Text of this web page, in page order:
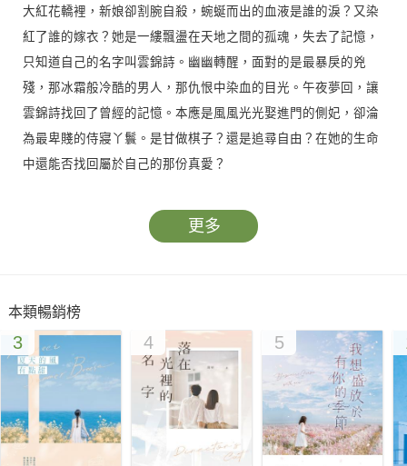
大紅花轎裡，新娘卻割腕自殺，蜿蜒而出的血液是誰的淚？又染
紅了誰的嫁衣？她是一縷飄盪在天地之間的孤魂，失去了記憶，
只知道自己的名字叫雲錦詩。幽幽轉醒，面對的是最暴戾的兇
殘，那冰霜般冷酷的男人，那仇恨中染血的目光。午夜夢回，讓
雲錦詩找回了曾經的記憶。本應是風風光光娶進門的側妃，卻淪
為最卑賤的侍寢丫鬟。是甘做棋子？還是追尋自由？在她的生命
中還能否找回屬於自己的那份真愛？
更多
本類暢銷榜
3 4 5